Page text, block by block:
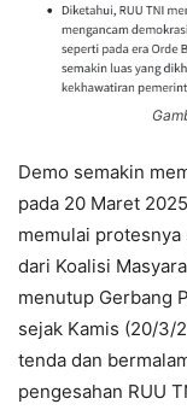
Demo semakin
pada 20 Maret
memulai
dari Koalisi
menutup Gerbang
sejak Kamis (20/3/
tenda dan
pengesahan RUU